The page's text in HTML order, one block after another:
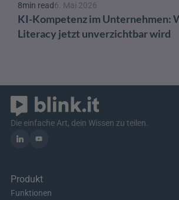
8min read6. Mai 2026
KI-Kompetenz im Unternehmen:
Literacy jetzt unverzichtbar wird
Die einfache Art, dein Wissen zu teilen.
Produkt
Funktionen